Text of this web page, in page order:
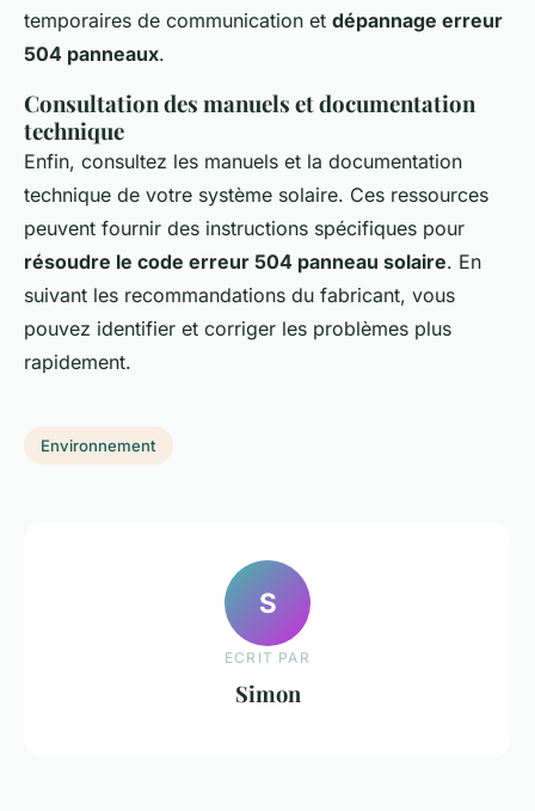
temporaires de communication et dépannage erreur
504 panneaux.
Consultation des manuels et documentation
technique
Enfin, consultez les manuels et la documentation
technique de votre système solaire. Ces ressources
peuvent fournir des instructions spécifiques pour
résoudre le code erreur 504 panneau solaire. En
suivant les recommandations du fabricant, vous
pouvez identifier et corriger les problèmes plus
rapidement.
Environnement
S
ECRIT PAR
Simon